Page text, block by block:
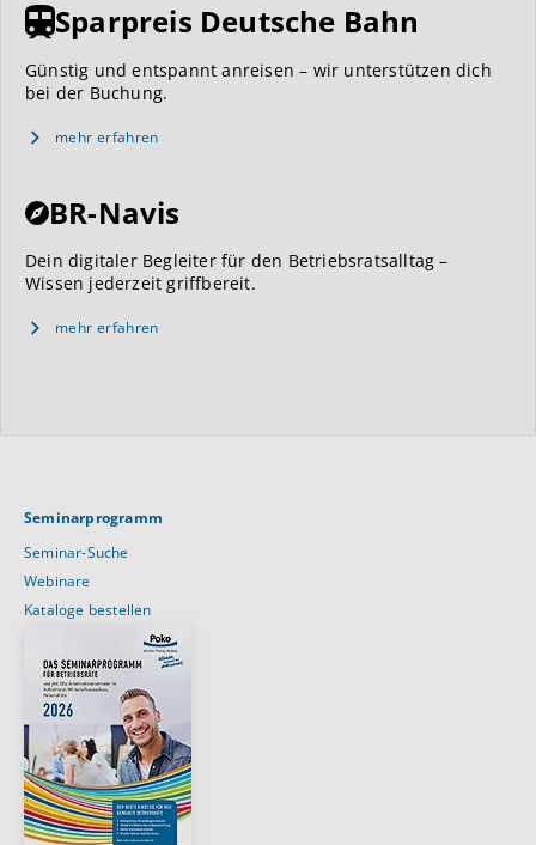
Sparpreis Deutsche Bahn
Günstig und entspannt anreisen – wir unterstützen dich
bei der Buchung.
mehr erfahren
BR-Navis
Dein digitaler Begleiter für den Betriebsratsalltag –
Wissen jederzeit griffbereit.
mehr erfahren
Seminarprogramm
Seminar-Suche
Webinare
Kataloge bestellen